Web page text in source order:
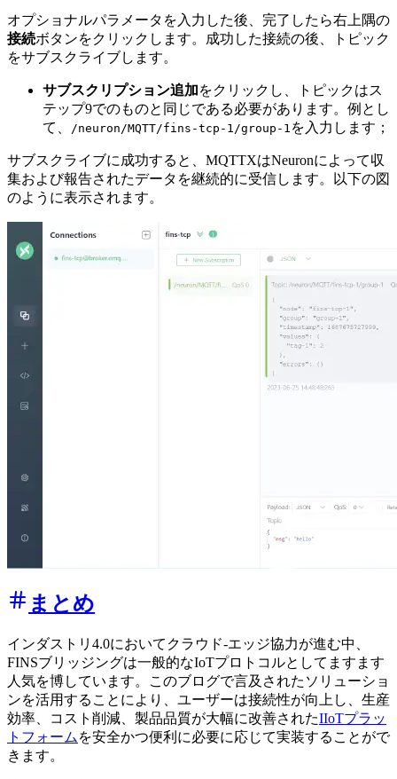
オプショナルパラメータを入力した後、完了したら右上隅の
接続ボタンをクリックします。成功した接続の後、トピック
をサブスクライブします。
サブスクリプション追加をクリックし、トピックはス
テップ9でのものと同じである必要があります。例とし
て、
/neuron/MQTT/fins-tcp-1/group-1 を入力します；
サブスクライブに成功すると、MQTTXはNeuronによって収
集および報告されたデータを継続的に受信します。以下の図
のように表示されます。
まとめ
インダストリ4.0においてクラウド-エッジ協力が進む中、
FINSブリッジングは一般的なIoTプロトコルとしてますます
人気を博しています。このブログで言及されたソリューショ
ンを活用することにより、ユーザーは接続性が向上し、生産
効率、コスト削減、製品品質が大幅に改善されたIIoTプラッ
トフォーム を安全かつ便利に必要に応じて実装することがで
きます。